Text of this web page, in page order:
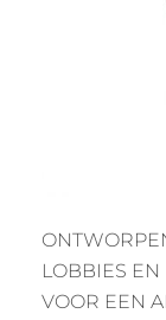
LOBBIES EN
VOOR EEN